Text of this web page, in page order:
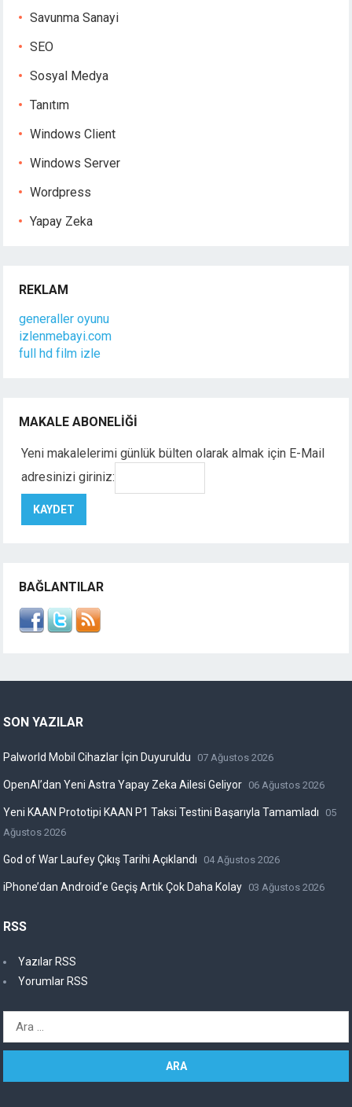
Savunma Sanayi
SEO
Sosyal Medya
Tanıtım
Windows Client
Windows Server
Wordpress
Yapay Zeka
REKLAM
generaller oyunu
izlenmebayi.com
full hd film izle
MAKALE ABONELIĞI
Yeni makalelerimi günlük bülten olarak almak için E-Mail
adresinizi giriniz:
BAĞLANTILAR
SON YAZILAR
Palworld Mobil Cihazlar İçin Duyuruldu 07 Ağustos 2026
OpenAI’dan Yeni Astra Yapay Zeka Ailesi Geliyor 06 Ağustos 2026
Yeni KAAN Prototipi KAAN P1 Taksi Testini Başarıyla Tamamladı
05
Ağustos 2026
God of War Laufey Çıkış Tarihi Açıklandı 04 Ağustos 2026
iPhone’dan Android’e Geçiş Artık Çok Daha Kolay 03 Ağustos 2026
RSS
Yazılar RSS
Yorumlar RSS
Arama: